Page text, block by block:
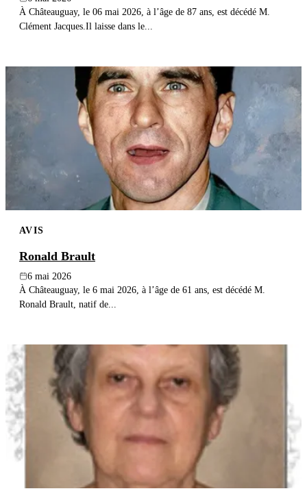
À Châteauguay, le 06 mai 2026, à l’âge de 87 ans, est décédé M.
Clément Jacques.Il laisse dans le...
AVIS
Ronald Brault
6 mai 2026
À Châteauguay, le 6 mai 2026, à l’âge de 61 ans, est décédé M.
Ronald Brault, natif de...